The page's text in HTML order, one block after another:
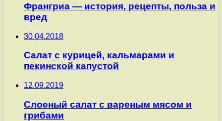
Франгриа — история, рецепты, польза и
вред
30.04.2018
Салат с курицей, кальмарами и
пекинской капустой
12.09.2019
Слоеный салат с вареным мясом и
грибами